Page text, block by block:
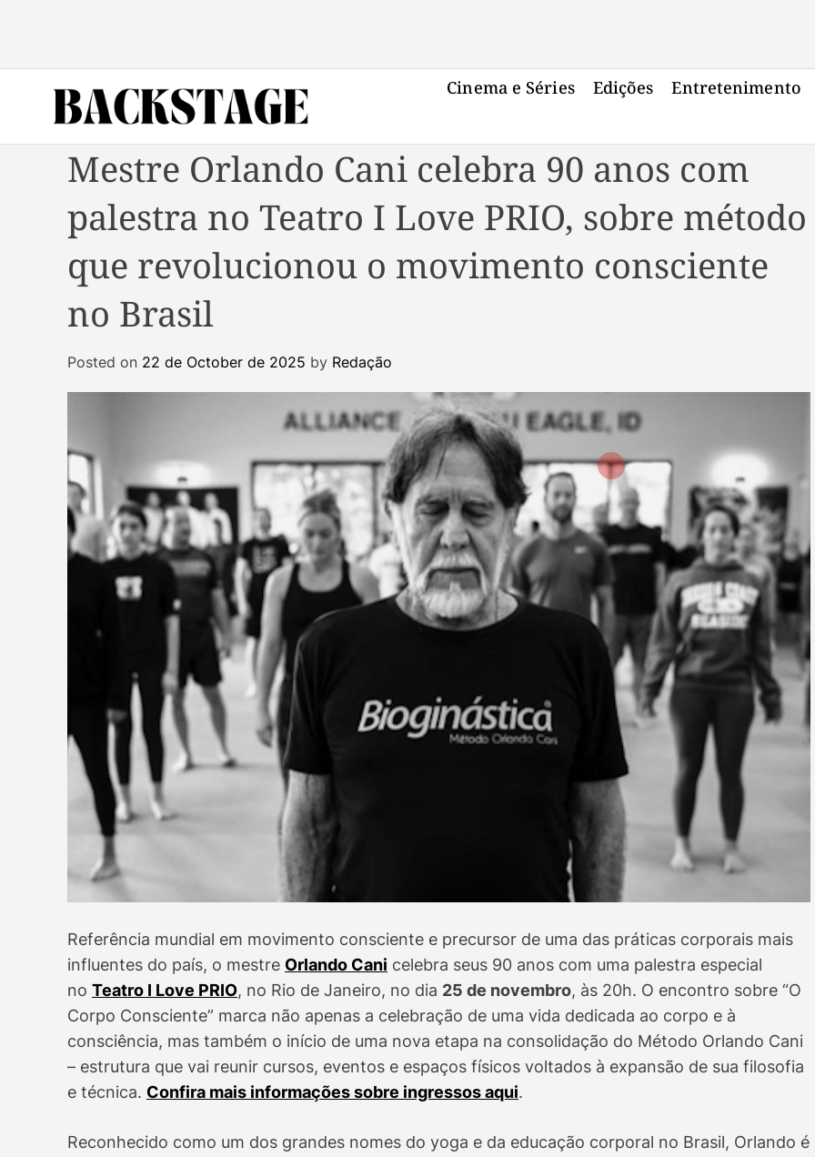
c
Cinema e Séries Edições Entretenimento
Mestre Orlando Cani celebra 90 anos com
palestra no Teatro I Love PRIO, sobre método
que revolucionou o movimento consciente
no Brasil
Posted on 22 de October de 2025 by Redação
Referência mundial em movimento consciente e precursor de uma das práticas corporais mais
influentes do país, o mestre Orlando Cani celebra seus 90 anos com uma palestra especial
no Teatro I Love PRIO, no Rio de Janeiro, no dia 25 de novembro, às 20h. O encontro sobre “O
Corpo Consciente” marca não apenas a celebração de uma vida dedicada ao corpo e à
consciência, mas também o início de uma nova etapa na consolidação do Método Orlando Cani
– estrutura que vai reunir cursos, eventos e espaços físicos voltados à expansão de sua filosofia
e técnica. Confira mais informações sobre ingressos aqui.
Reconhecido como um dos grandes nomes do yoga e da educação corporal no Brasil, Orlando é